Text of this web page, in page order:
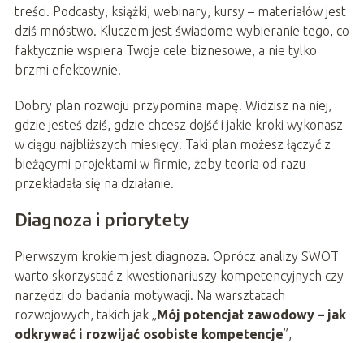
treści. Podcasty, książki, webinary, kursy – materiałów jest
dziś mnóstwo. Kluczem jest świadome wybieranie tego, co
faktycznie wspiera Twoje cele biznesowe, a nie tylko
brzmi efektownie.
Dobry plan rozwoju przypomina mapę. Widzisz na niej,
gdzie jesteś dziś, gdzie chcesz dojść i jakie kroki wykonasz
w ciągu najbliższych miesięcy. Taki plan możesz łączyć z
bieżącymi projektami w firmie, żeby teoria od razu
przekładała się na działanie.
Diagnoza i priorytety
Pierwszym krokiem jest diagnoza. Oprócz analizy SWOT
warto skorzystać z kwestionariuszy kompetencyjnych czy
narzędzi do badania motywacji. Na warsztatach
rozwojowych, takich jak „Mój potencjał zawodowy – jak
odkrywać i rozwijać osobiste kompetencje”,